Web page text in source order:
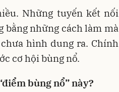
Những tuyến kết nối
bằng những cách làm mà
hình dung ra. Chính
cơ hội bùng nổ.
bùng nổ” này?